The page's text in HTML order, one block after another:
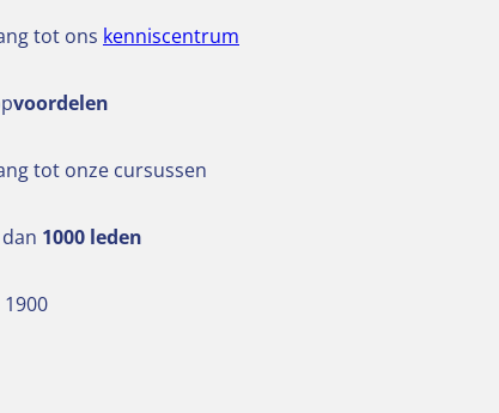
tot ons kenniscentrum
voordelen
tot onze cursussen
1000 leden